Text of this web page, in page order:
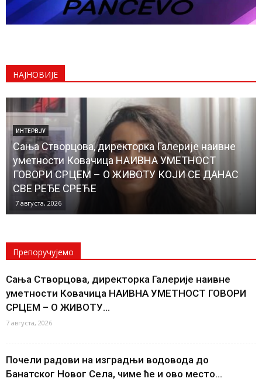
НАЈНОВИЈЕ
ЛОКАЛНА САМОУПРАВА
Почели радови на изградњи водовода до
Банатског Новог Села, чиме ће и ово место бити
прикључено на градску водоводну мрежу
КОНАЧНО ЋЕ НОВОСЕЉАНИ ИМАТИ...
6 августа, 2026
Препоручујемо
Сања Створцова, директорка Галерије наивне
уметности Ковачица НАИВНА УМЕТНОСТ ГОВОРИ
СРЦЕМ – О ЖИВОТУ...
7 августа, 2026
Почели радови на изградњи водовода до
Банатског Новог Села, чиме ће и ово место...